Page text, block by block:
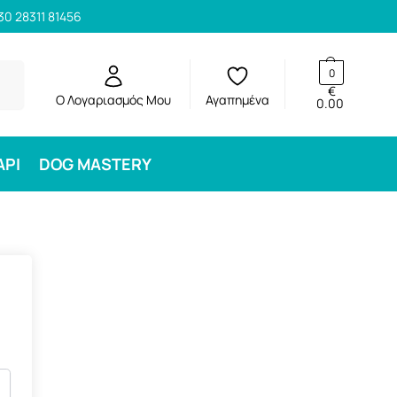
28311 81456
Ο Λογαριασμός Μου Αγαπημένα 0.00
€
0
DOG MASTERY